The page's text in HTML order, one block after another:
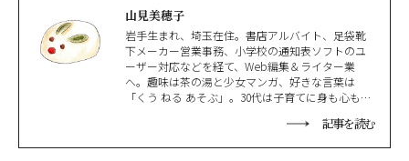
山見美穂子
岩手生まれ、埼玉在住。書店アルバイト、足袋靴
下メーカー営業事務、小学校の通知表ソフトのユ
ーザー対応などを経て、Web編集＆ライター業
へ。趣味は茶の湯と少女マンガ、好きな言葉は
「くう ねる あそぶ」。30代は子育てに身も心も捧
記事を読む